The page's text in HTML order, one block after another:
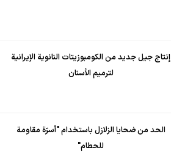
إنتاج جيل جديد من الكومبوزيتات النانوية الإيرانية
لترميم الأسنان
الحد من ضحايا الزلازل باستخدام "أسرّة مقاومة
للحطام"